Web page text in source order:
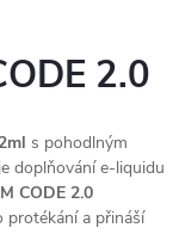
2.0
2ml s pohodlným
doplňování e-liquidu
CODE 2.0
protékání a přináší